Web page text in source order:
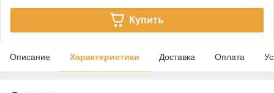
Купить
Описание Характеристики Доставка Оплата